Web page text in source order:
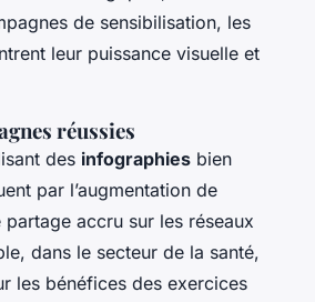
de sensibilisation, les
leur puissance visuelle et
réussies
des infographies bien
par l’augmentation de
partage accru sur les réseaux
dans le secteur de la santé,
les bénéfices des exercices